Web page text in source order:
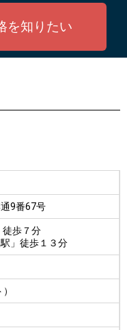
を知りたい
9番67号
徒歩７分
」徒歩１３分